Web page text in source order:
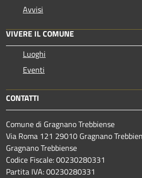
Avvisi
VIVERE IL COMUNE
Luoghi
Eventi
CONTATTI
Comune di Gragnano Trebbiense
Via Roma 121 29010 Gragnano
Gragnano Trebbiense
Codice Fiscale: 00230280331
Partita IVA: 00230280331